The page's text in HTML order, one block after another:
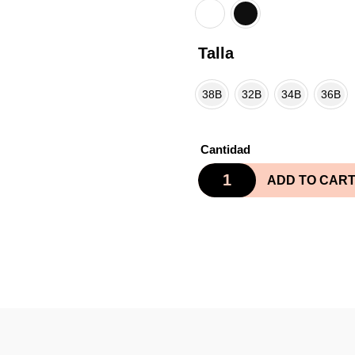
Talla
38B 32B 34B 36B
Cantidad
ADD TO CART